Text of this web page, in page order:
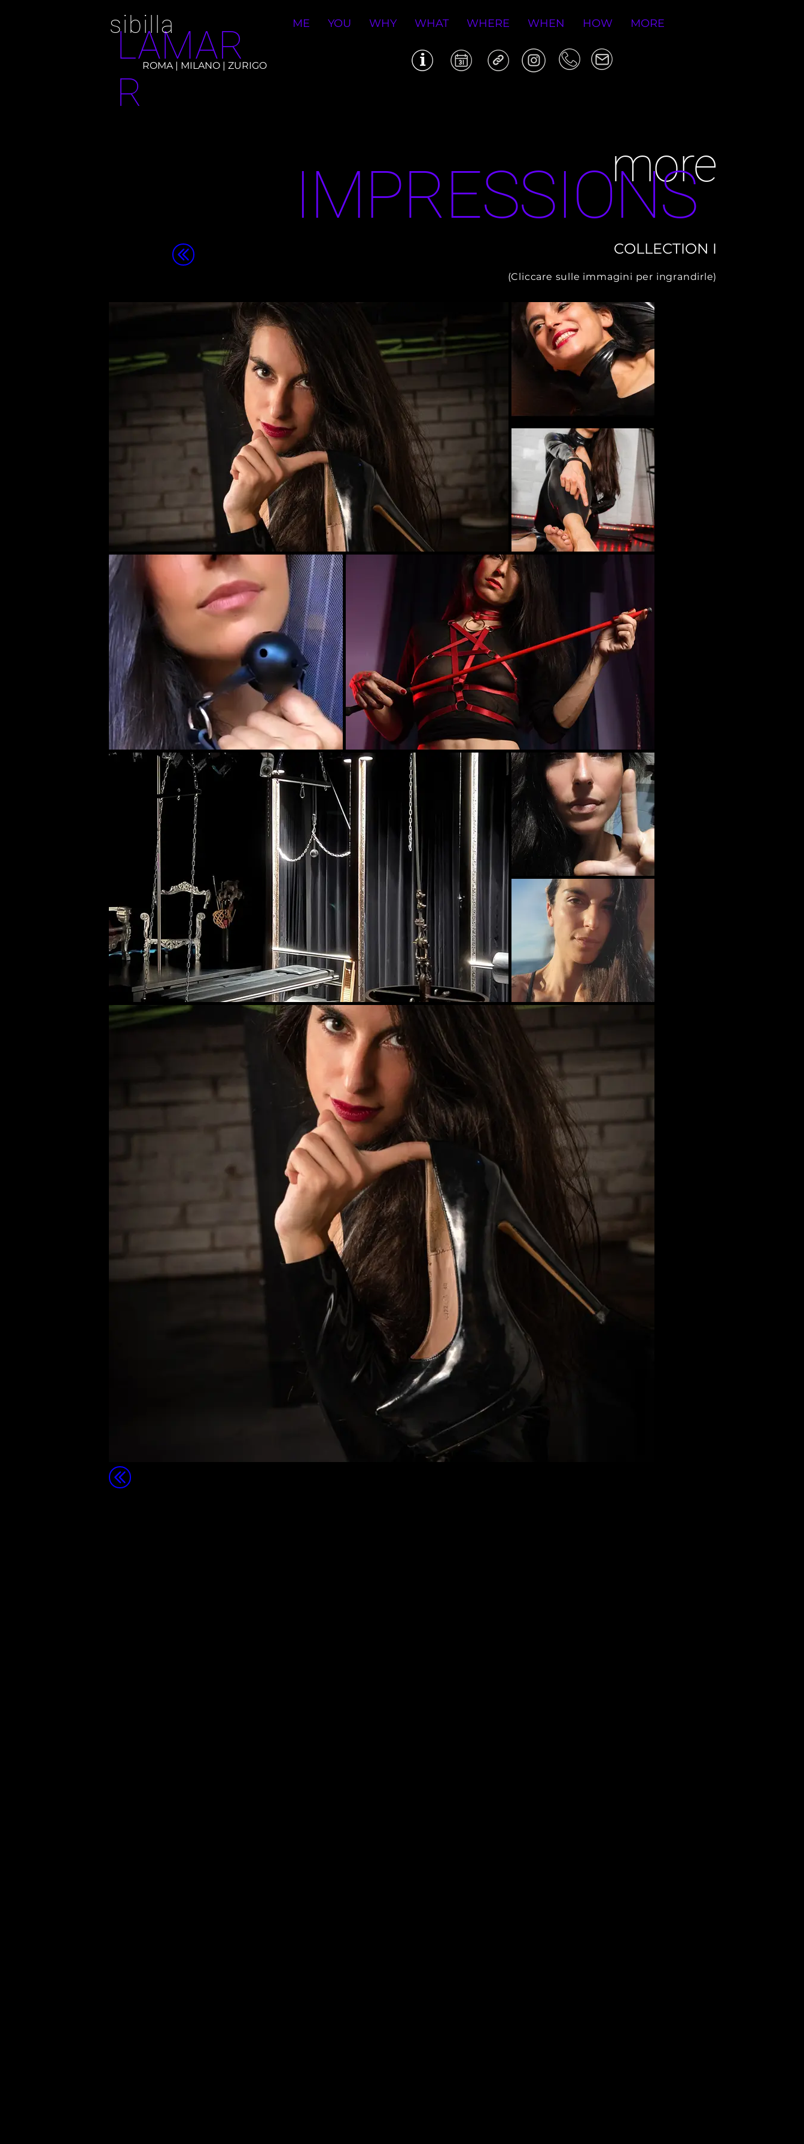
LAMAR
R
sibilla ME YOU WHY WHAT WHERE WHEN HOW MORE
ROMA | MILANO | ZURIGO
more
IMPRESSIONS
COLLECTION I
(Cliccare sulle immagini per ingrandirle)